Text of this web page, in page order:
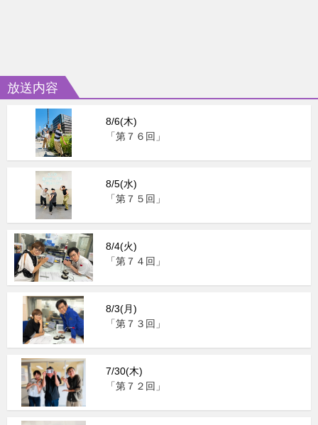
放送内容
8/6(木)
「第７６回」
8/5(水)
「第７５回」
8/4(火)
「第７４回」
8/3(月)
「第７３回」
7/30(木)
「第７２回」